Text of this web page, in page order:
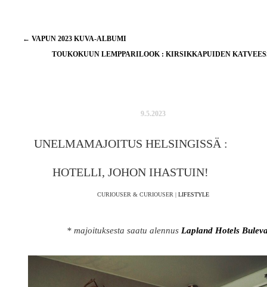
Artikkelien
← VAPUN 2023 KUVA-ALBUMI
TOUKOKUUN LEMPPARILOOK : KIRSIKKAPUIDEN
9.5.2023
UNELMAMAJOITUS HELSINGISSÄ :
HOTELLI, JOHON IHASTUIN!
CURIOUSER & CURIOUSER | LIFESTYLE
* majoituksesta saatu alennus Lapland Hotels